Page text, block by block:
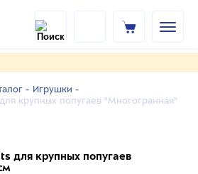
- Игрушки -
крупных попугаев "Многогранная"
для крупных попугаев